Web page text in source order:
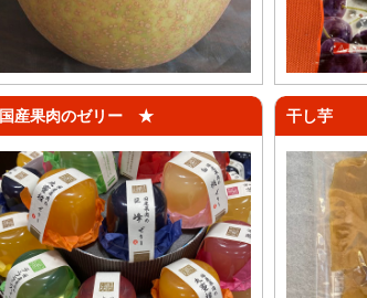
国産果肉のゼリー ★ 干し芋